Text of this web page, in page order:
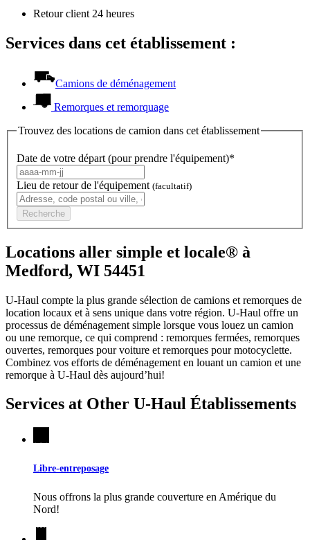
Retour client 24 heures
Services dans cet établissement :
Camions de déménagement
Remorques et remorquage
Trouvez des locations de camion dans cet établissement
Date de votre départ (pour prendre l'équipement)*
Lieu de retour de l'équipement (facultatif)
Recherche
Locations aller simple et locale® à
Medford, WI 54451
U-Haul compte la plus grande sélection de camions et remorques de
location locaux et à sens unique dans votre région. U-Haul offre un
processus de déménagement simple lorsque vous louez un camion
ou une remorque, ce qui comprend : remorques fermées, remorques
ouvertes, remorques pour voiture et remorques pour motocyclette.
Combinez vos efforts de déménagement en louant un camion et une
remorque à U-Haul dès aujourd’hui!
Services at Other U-Haul Établissements
Libre-entreposage
Nous offrons la plus grande couverture en Amérique du
Nord!